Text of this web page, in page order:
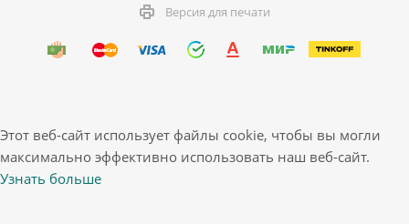
Версия для печати
Этот веб-сайт использует файлы cookie, чтобы вы могли
максимально эффективно использовать наш веб-сайт.
Узнать больше